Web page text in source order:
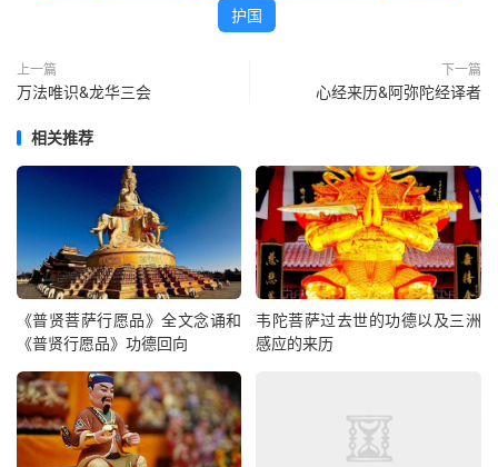
护国
上一篇
万法唯识&龙华三会
下一篇
心经来历&阿弥陀经译者
相关推荐
《普贤菩萨行愿品》全文念诵和
《普贤行愿品》功德回向
韦陀菩萨过去世的功德以及三洲
感应的来历